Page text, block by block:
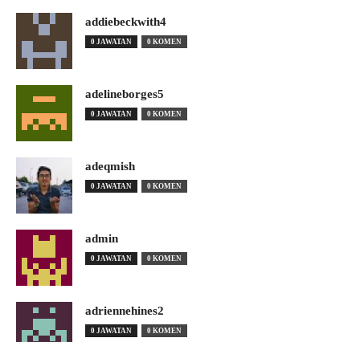
addiebeckwith4
0 JAWATAN 0 KOMEN
adelineborges5
0 JAWATAN 0 KOMEN
adeqmish
0 JAWATAN 0 KOMEN
admin
0 JAWATAN 0 KOMEN
adriennehines2
0 JAWATAN 0 KOMEN